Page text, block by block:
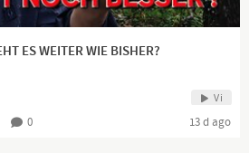
ES WEITER WIE BISHER?
Vi
0 13 d ago